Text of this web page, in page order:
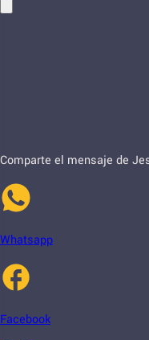
Comparte el mensaje de
Whatsapp
Facebook